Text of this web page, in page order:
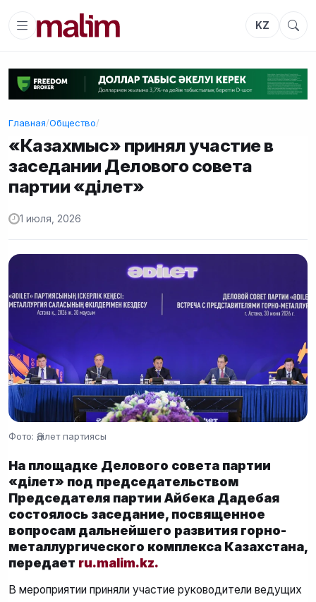
KZ
Главная/Общество/
«Казахмыс» принял участие в
заседании Делового совета
партии «Әділет»
1 июля, 2026
Фото: Әділет партиясы
На площадке Делового совета партии
«Әділет» под председательством
Председателя партии Айбека Дадебая
состоялось заседание, посвященное
вопросам дальнейшего развития горно-
металлургического комплекса Казахстана,
передает ru.malim.kz.
В мероприятии приняли участие руководители ведущих